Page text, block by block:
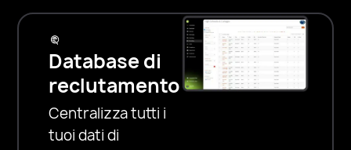
stakeholder una
visibilità tempestiva
sullo stato e
sull’attività delle
reclute. Usa il nostro
sofisticato motore di
regole per
Database di
reclutamento
Centralizza tutti i
tuoi dati di